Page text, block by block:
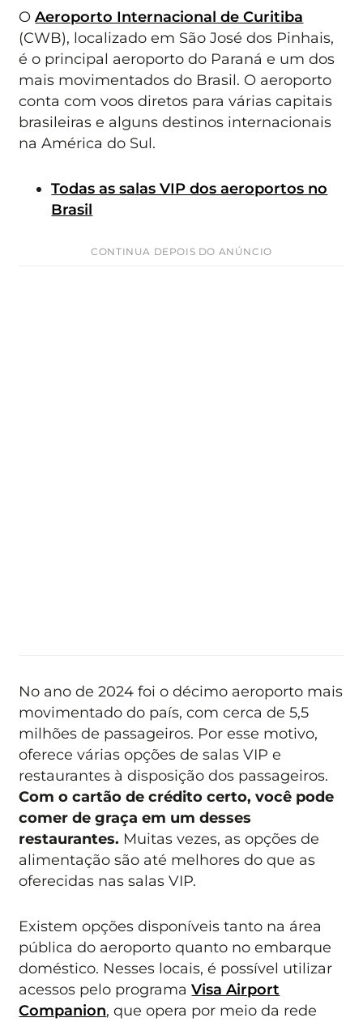
OAeroporto Internacional de Curitiba
(CWB), localizado em São José dos Pinhais,
é o principal aeroporto do Paraná e um dos
mais movimentados do Brasil. O aeroporto
conta com voos diretos para várias capitais
brasileiras e alguns destinos internacionais
na América do Sul.
Todas as salas VIP dos aeroportos no
Brasil
CONTINUA DEPOIS DO ANÚNCIO
No ano de 2024 foi o décimo aeroporto mais
movimentado do país, com cerca de 5,5
milhões de passageiros. Por esse motivo,
oferece várias opções de salas VIP e
restaurantes à disposição dos passageiros.
Com o cartão de crédito certo, você pode
comer de graça em um desses
restaurantes. Muitas vezes, as opções de
alimentação são até melhores do que as
oferecidas nas salas VIP.
Existem opções disponíveis tanto na área
pública do aeroporto quanto no embarque
doméstico. Nesses locais, é possível utilizar
acessos pelo programaVisa Airport
Companion, que opera por meio da rede